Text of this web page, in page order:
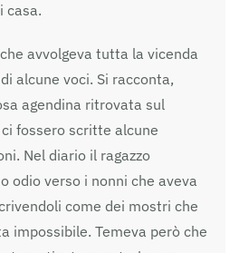
casa.
avvolgeva tutta la vicenda
alcune voci. Si racconta,
agendina ritrovata sul
fossero scritte alcune
Nel diario il ragazzo
odio verso i nonni che aveva
come dei mostri che
impossibile. Temeva però che